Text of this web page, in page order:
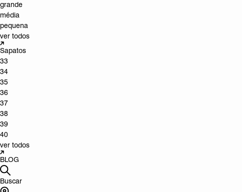
grande
média
pequena
ver todos
Sapatos
33
34
35
36
37
38
39
40
ver todos
BLOG
Buscar